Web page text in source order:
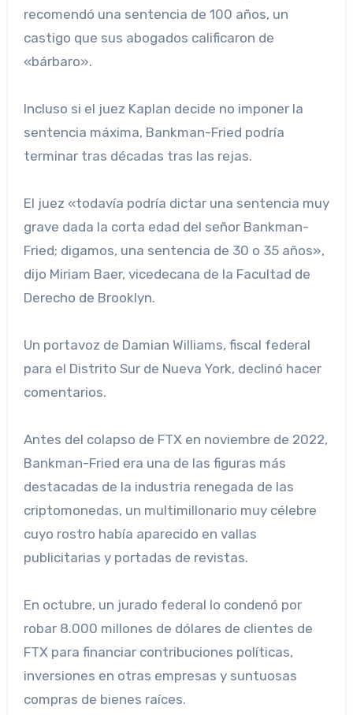
recomendó una sentencia de 100 años, un
castigo que sus abogados calificaron de
«bárbaro».
Incluso si el juez Kaplan decide no imponer la
sentencia máxima, Bankman-Fried podría
terminar tras décadas tras las rejas.
El juez «todavía podría dictar una sentencia muy
grave dada la corta edad del señor Bankman-
Fried; digamos, una sentencia de 30 o 35 años»,
dijo Miriam Baer, ​​vicedecana de la Facultad de
Derecho de Brooklyn.
Un portavoz de Damian Williams, fiscal federal
para el Distrito Sur de Nueva York, declinó hacer
comentarios.
Antes del colapso de FTX en noviembre de 2022,
Bankman-Fried era una de las figuras más
destacadas de la industria renegada de las
criptomonedas, un multimillonario muy célebre
cuyo rostro había aparecido en vallas
publicitarias y portadas de revistas.
En octubre, un jurado federal lo condenó por
robar 8.000 millones de dólares de clientes de
FTX para financiar contribuciones políticas,
inversiones en otras empresas y suntuosas
compras de bienes raíces.